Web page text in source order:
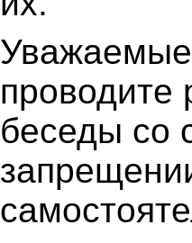
проводите
беседы со